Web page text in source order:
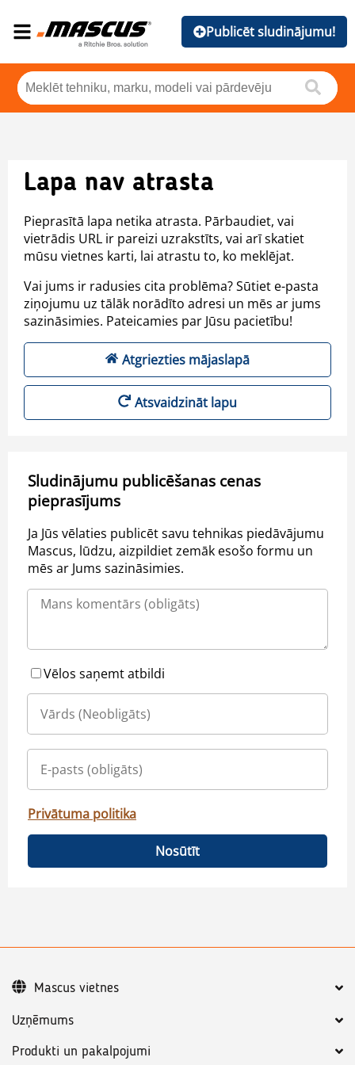
Publicēt sludinājumu!
Lapa nav atrasta
Pieprasītā lapa netika atrasta. Pārbaudiet, vai
vietrādis URL ir pareizi uzrakstīts, vai arī skatiet
mūsu vietnes karti, lai atrastu to, ko meklējat.
Vai jums ir radusies cita problēma? Sūtiet e-pasta
ziņojumu uz tālāk norādīto adresi un mēs ar jums
sazināsimies. Pateicamies par Jūsu pacietību!
Atgriezties mājaslapā
Atsvaidzināt lapu
Sludinājumu publicēšanas cenas
pieprasījums
Ja Jūs vēlaties publicēt savu tehnikas piedāvājumu
Mascus, lūdzu, aizpildiet zemāk esošo formu un
mēs ar Jums sazināsimies.
Vēlos saņemt atbildi
Privātuma politika
Nosūtīt
Uzņēmums
Produkti un pakalpojumi
Mascus vietnes